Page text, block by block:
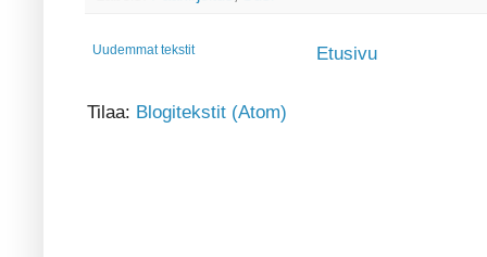
Uudemmat tekstit Etusivu
Tilaa: Blogitekstit (Atom)